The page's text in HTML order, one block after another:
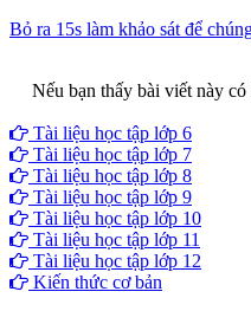
Bỏ ra 15s làm khảo sát để
Nếu bạn thấy bài viết này
Tài liệu học tập lớp 6
Tài liệu học tập lớp 7
Tài liệu học tập lớp 8
Tài liệu học tập lớp 9
Tài liệu học tập lớp 10
Tài liệu học tập lớp 11
Tài liệu học tập lớp 12
Kiến thức cơ bản